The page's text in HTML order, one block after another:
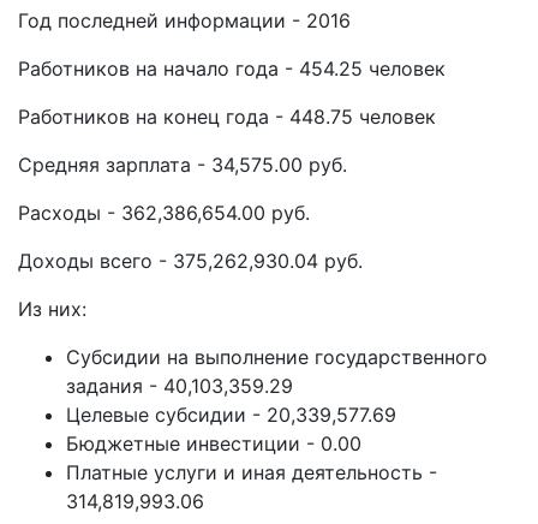
Год последней информации - 2016
Работников на начало года - 454.25 человек
Работников на конец года - 448.75 человек
Средняя зарплата - 34,575.00 руб.
Расходы - 362,386,654.00 руб.
Доходы всего - 375,262,930.04 руб.
Из них:
Субсидии на выполнение государственного
задания - 40,103,359.29
Целевые субсидии - 20,339,577.69
Бюджетные инвестиции - 0.00
Платные услуги и иная деятельность -
314,819,993.06